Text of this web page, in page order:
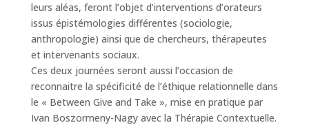
leurs aléas, feront l’objet d’interventions d’orateurs
issus épistémologies différentes (sociologie,
anthropologie) ainsi que de chercheurs, thérapeutes
et intervenants sociaux.
Ces deux journées seront aussi l’occasion de
reconnaitre la spécificité de l’éthique relationnelle dans
le « Between Give and Take », mise en pratique par
Ivan Boszormeny-Nagy avec la Thérapie Contextuelle.